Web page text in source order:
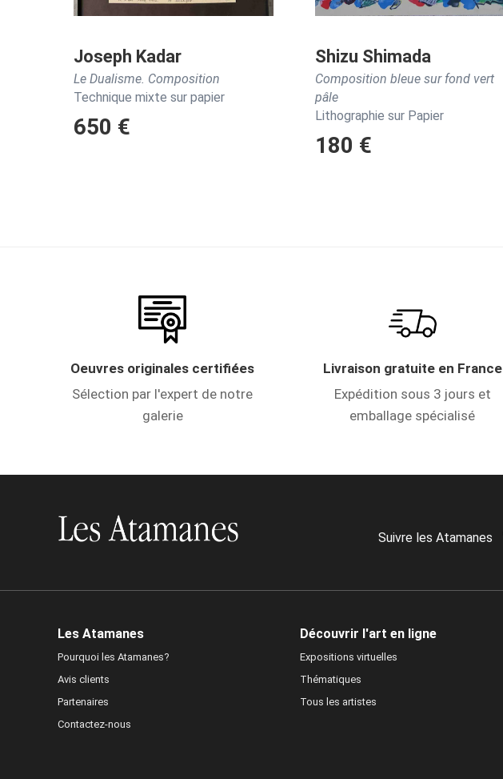
Joseph Kadar
Le Dualisme. Composition
Technique mixte sur papier
650 €
Shizu Shimada
Composition bleue sur fond vert
pâle
Lithographie sur Papier
180 €
Oeuvres originales certifiées
Sélection par l'expert de notre
galerie
Livraison gratuite en France
Expédition sous 3 jours et
emballage spécialisé
Suivre les Atamanes
Les Atamanes
Pourquoi les Atamanes?
Avis clients
Partenaires
Contactez-nous
Découvrir l'art en ligne
Expositions virtuelles
Thématiques
Tous les artistes